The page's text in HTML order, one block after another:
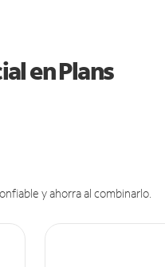
en Plans
y ahorra al combinarlo.